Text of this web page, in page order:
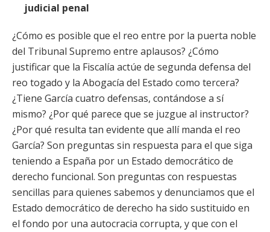
judicial penal
¿Cómo es posible que el reo entre por la puerta noble
del Tribunal Supremo entre aplausos? ¿Cómo
justificar que la Fiscalía actúe de segunda defensa del
reo togado y la Abogacía del Estado como tercera?
¿Tiene García cuatro defensas, contándose a sí
mismo? ¿Por qué parece que se juzgue al instructor?
¿Por qué resulta tan evidente que allí manda el reo
García? Son preguntas sin respuesta para el que siga
teniendo a España por un Estado democrático de
derecho funcional. Son preguntas con respuestas
sencillas para quienes sabemos y denunciamos que el
Estado democrático de derecho ha sido sustituido en
el fondo por una autocracia corrupta, y que con el